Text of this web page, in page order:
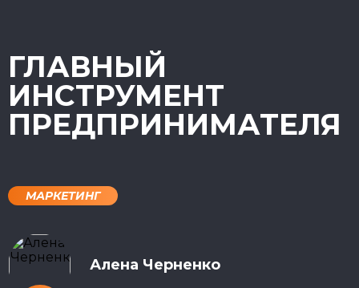
ГЛАВНЫЙ
ИНСТРУМЕНТ
ПРЕДПРИНИМАТЕЛЯ
МАРКЕТИНГ
Алена Черненко